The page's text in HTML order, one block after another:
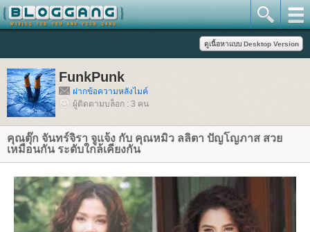
FunkPunk
ฝากข้อความหลังไมค์
ผู้ติดตามบล็อก : 3 คน
คุณตุ๊ก จันทร์จิรา จูแจ้ง กับ คุณหมิว ลลิตา ปัญโญภาส สว
เหมือนกัน ระดับใกล้เคียงกัน